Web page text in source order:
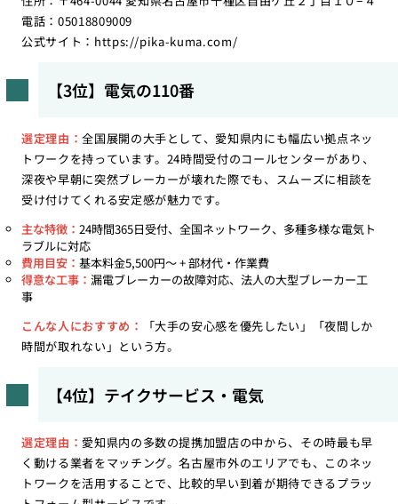
電話：05018809009
公式サイト： https://pika-kuma.com/
【3位】電気の110番
選定理由：全国展開の大手として、愛知県内にも幅広い拠点ネッ
トワークを持っています。24時間受付のコールセンターがあり、
深夜や早朝に突然ブレーカーが壊れた際でも、スムーズに相談を
受け付けてくれる安定感が魅力です。
主な特徴： 24時間365日受付、全国ネットワーク、多種多様な電気ト
ラブルに対応
費用目安： 基本料金5,500円〜 + 部材代・作業費
得意な工事： 漏電ブレーカーの故障対応、法人の大型ブレーカー工
事
こんな人におすすめ：
「大手の安心感を優先したい」「夜間しか
時間が取れない」という方。
【4位】テイクサービス・電気
選定理由： 愛知県内の多数の提携加盟店の中から、その時最も早
く動ける業者をマッチング。名古屋市外のエリアでも、このネッ
トワークを活用することで、比較的早い到着が期待できるプラッ